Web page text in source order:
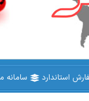
استاندارد سامانه